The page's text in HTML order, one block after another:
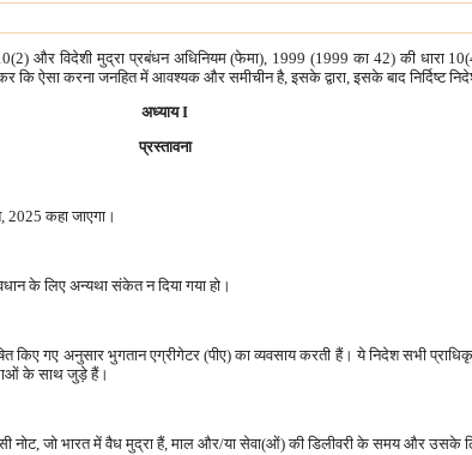
और विदेशी मुद्रा प्रबंधन अधिनियम (फेमा), 1999 (1999 का 42) की धारा
कि ऐसा करना जनहित में आवश्यक और समीचीन है, इसके द्वारा, इसके बाद निर्दिष्ट
अध्याय I
प्रस्तावना
2025 कहा जाएगा।
के लिए अन्यथा संकेत न दिया गया हो।
गए अनुसार भुगतान एग्रीगेटर (पीए) का व्यवसाय करती हैं। ये निदेश सभी
के साथ जुड़े हैं।
नोट, जो भारत में वैध मुद्रा हैं, माल और/या सेवा(ओं) की डिलीवरी के समय और उसके